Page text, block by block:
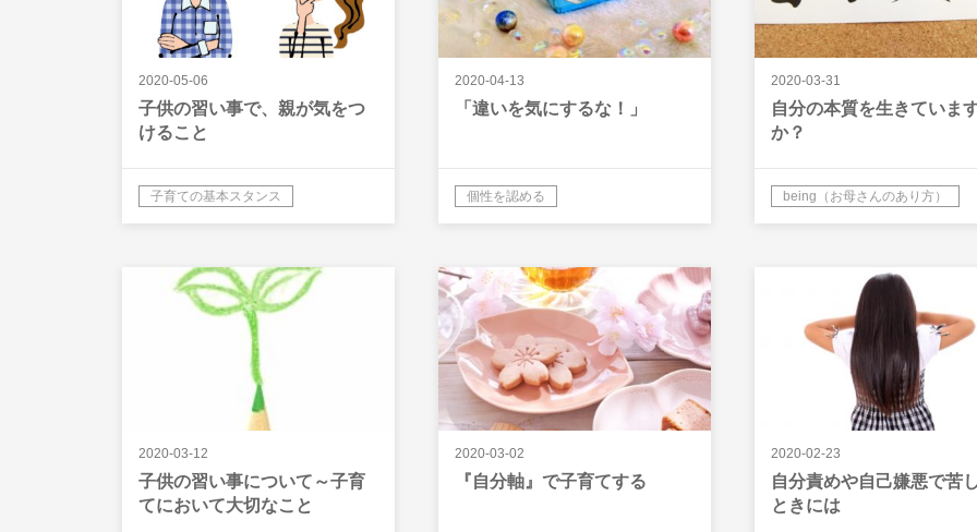
2020-05-06
子供の習い事で、親が気をつ
けること
子育ての基本スタンス
2020-04-13
「違いを気にするな！」
個性を認める
2020-03-31
自分の本質を生きていま
か？
being（お母さんのあり方）
2020-03-12
子供の習い事について～子育
てにおいて大切なこと
2020-03-02
『自分軸』で子育てする
2020-02-23
自分責めや自己嫌悪で苦
ときには